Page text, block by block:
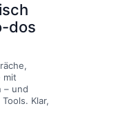
dos
mit
– und
Klar,